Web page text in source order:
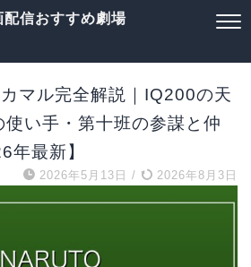
配信おすすめ劇場
マル完全解説｜IQ200の天
い手・第十班の参謀と仲
年最新】
2026年5月13日 / 2026年8月3日